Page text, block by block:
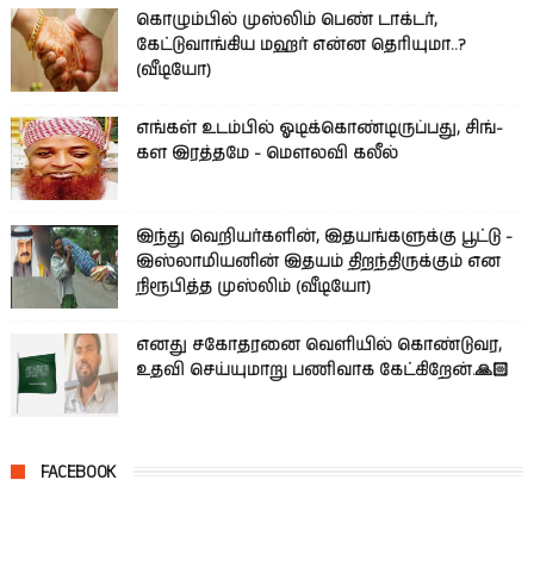
கொழும்பில் முஸ்லிம் பெண் டாக்டர்,
கேட்டுவாங்கிய மஹர் என்ன தெரியுமா..?
(வீடியோ)
எங்கள் உடம்பில் ஓடிக்­கொண்­டி­ருப்­பது, சிங்­
கள இரத்­தமே - மௌலவி கலீல்
இந்து வெறியர்களின், இதயங்களுக்கு பூட்டு -
இஸ்லாமியனின் இதயம் திறந்திருக்கும் என
நிரூபித்த முஸ்லிம் (வீடியோ)
எனது சகோதரனை வெளியில் கொண்டுவர,
உதவி செய்யுமாறு பணிவாக கேட்கிறேன்.🙏🏻
FACEBOOK